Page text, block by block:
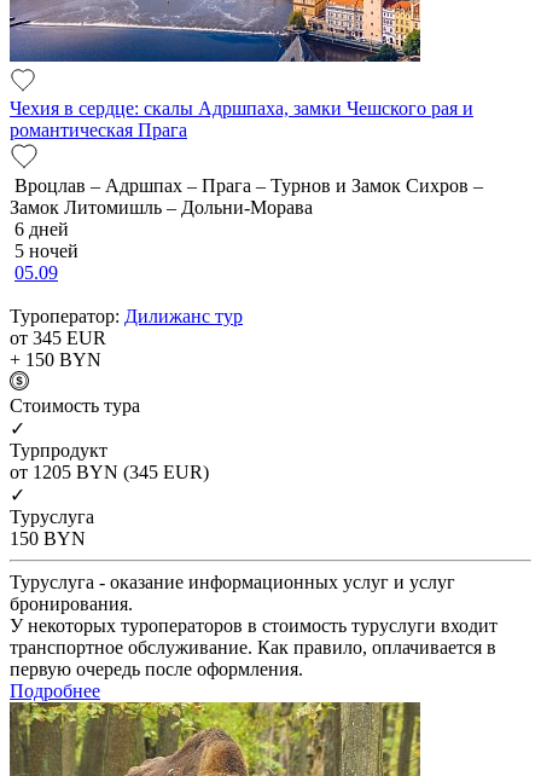
Чехия в сердце: скалы Адршпаха, замки Чешского рая и
романтическая Прага
Вроцлав – Адршпах – Прага – Турнов и Замок Сихров –
Замок Литомишль – Дольни-Морава
6 дней
5 ночей
05.09
Туроператор: Дилижанс тур
от 345 EUR
+ 150 BYN
Cтоимость тура
✓
Турпродукт
от 1205 BYN (345 EUR)
✓
Туруслуга
150 BYN
Туруслуга - оказание информационных услуг и услуг
бронирования.
У некоторых туроператоров в стоимость туруслуги входит
транспортное обслуживание. Как правило, оплачивается в
первую очередь после оформления.
Подробнее